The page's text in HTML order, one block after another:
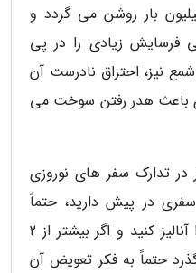
چیزی نزدیک به 3 میلیون بار روشن می گردد و
فرسایش زیادی را در پی
نیز، احتراق نادرست آن
باعث هدر رفتن سوخت می
در تدارک سفر های نوروزی
در پیش دارید، حتماً
سلامت باتری و شمع خودرو را آنالیز کنید و اگر بیشتر از 2
حتماً به فکر تعویض آن